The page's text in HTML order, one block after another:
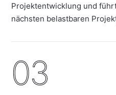
Projektentwicklung und
nächsten belastbaren
03